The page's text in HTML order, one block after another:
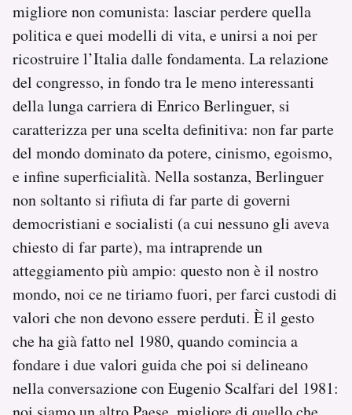
migliore non comunista: lasciar perdere quella
politica e quei modelli di vita, e unirsi a noi per
ricostruire l’Italia dalle fondamenta. La relazione
del congresso, in fondo tra le meno interessanti
della lunga carriera di Enrico Berlinguer, si
caratterizza per una scelta definitiva: non far parte
del mondo dominato da potere, cinismo, egoismo,
e infine superficialità. Nella sostanza, Berlinguer
non soltanto si rifiuta di far parte di governi
democristiani e socialisti (a cui nessuno gli aveva
chiesto di far parte), ma intraprende un
atteggiamento più ampio: questo non è il nostro
mondo, noi ce ne tiriamo fuori, per farci custodi di
valori che non devono essere perduti. È il gesto
che ha già fatto nel 1980, quando comincia a
fondare i due valori guida che poi si delineano
nella conversazione con Eugenio Scalfari del 1981: